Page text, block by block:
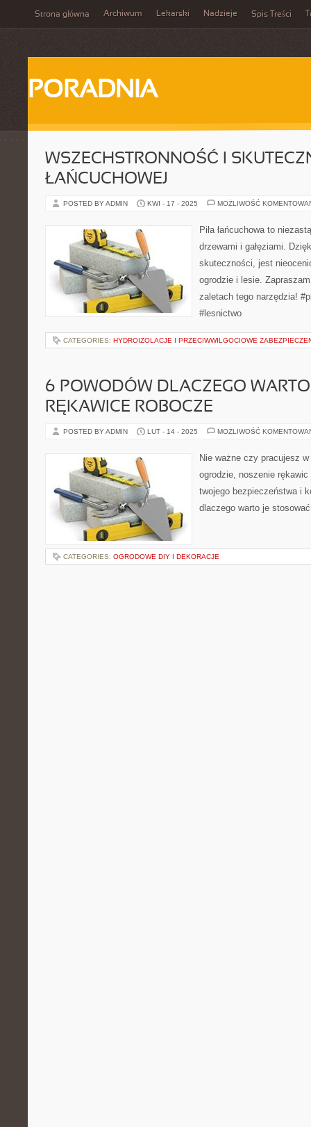
Strona główna Archiwum Lekarski Nadzieje Spis Treści
PORADNIA
WSZECHSTRONNOŚĆ I
ŁAŃCUCHOWEJ
POSTED BY ADMIN KWI - 17 - 2025 MOŻLIWOŚĆ
Piła łańcuchowa to
drzewami i gałęziami.
skuteczności, jest
ogrodzie i lesie.
zaletach tego narzędzia!
#lesnictwo
CATEGORIES: HYDROIZOLACJE I PRZECIWWILGOCIOWE
6 POWODÓW DLACZEGO
RĘKAWICE ROBOCZE
POSTED BY ADMIN LUT - 14 - 2025 MOŻLIWOŚĆ
Nie ważne czy pracujesz
ogrodzie, noszenie
twojego bezpieczeństwa i
dlaczego warto je
CATEGORIES: OGRODOWE DIY I DEKORACJE